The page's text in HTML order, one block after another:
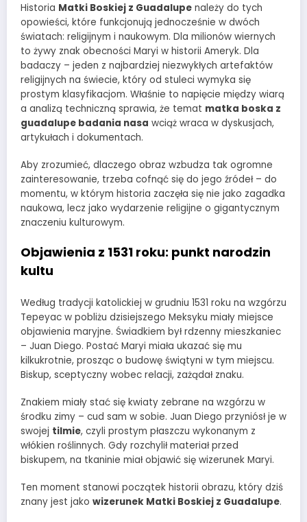
Historia Matki Boskiej z Guadalupe należy do tych
opowieści, które funkcjonują jednocześnie w dwóch
światach: religijnym i naukowym. Dla milionów wiernych
to żywy znak obecności Maryi w historii Ameryk. Dla
badaczy – jeden z najbardziej niezwykłych artefaktów
religijnych na świecie, który od stuleci wymyka się
prostym klasyfikacjom. Właśnie to napięcie między wiarą
a analizą techniczną sprawia, że temat matka boska z
guadalupe badania nasa wciąż wraca w dyskusjach,
artykułach i dokumentach.
Aby zrozumieć, dlaczego obraz wzbudza tak ogromne
zainteresowanie, trzeba cofnąć się do jego źródeł – do
momentu, w którym historia zaczęła się nie jako zagadka
naukowa, lecz jako wydarzenie religijne o gigantycznym
znaczeniu kulturowym.
Objawienia z 1531 roku: punkt narodzin
kultu
Według tradycji katolickiej w grudniu 1531 roku na wzgórzu
Tepeyac w pobliżu dzisiejszego Meksyku miały miejsce
objawienia maryjne. Świadkiem był rdzenny mieszkaniec
– Juan Diego. Postać Maryi miała ukazać się mu
kilkukrotnie, prosząc o budowę świątyni w tym miejscu.
Biskup, sceptyczny wobec relacji, zażądał znaku.
Znakiem miały stać się kwiaty zebrane na wzgórzu w
środku zimy – cud sam w sobie. Juan Diego przyniósł je w
swojej tilmie, czyli prostym płaszczu wykonanym z
włókien roślinnych. Gdy rozchylił materiał przed
biskupem, na tkaninie miał objawić się wizerunek Maryi.
Ten moment stanowi początek historii obrazu, który dziś
znany jest jako wizerunek Matki Boskiej z Guadalupe.